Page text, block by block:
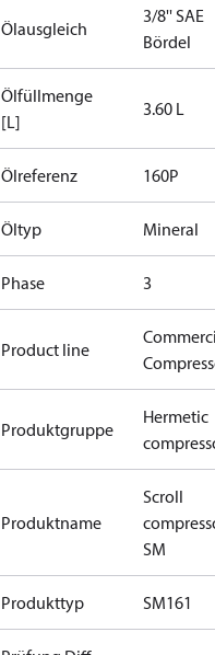
Ölausgleich
3/8'' SAE
Bördel
Ölfüllmenge
[L]
3.60 L
Ölreferenz 160P
Öltyp Mineral
Phase 3
Product line
Produktgruppe
Hermetic
Produktname
Scroll
SM
Produkttyp SM161